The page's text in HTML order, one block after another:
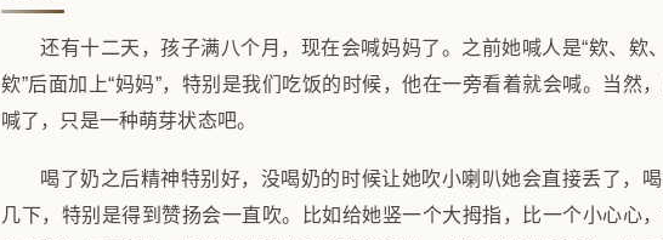
还有十二天，孩子满八个月，现在会喊妈妈了。之前她喊人是“欸、欸
欸”后面加上“妈妈”，特别是我们吃饭的时候，他在一旁看着就会喊。当然
喊了，只是一种萌芽状态吧。
喝了奶之后精神特别好，没喝奶的时候让她吹小喇叭她会直接丢了，
几下，特别是得到赞扬会一直吹。比如给她竖一个大拇指，比一个小心心